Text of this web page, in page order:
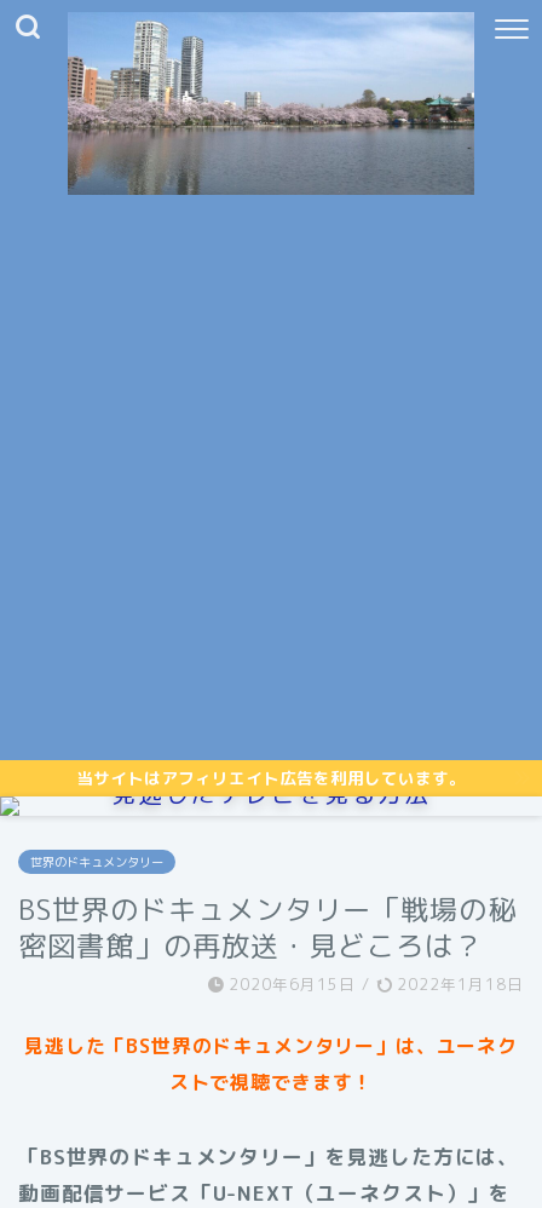
当サイトはアフィリエイト広告を利用しています。
見逃したテレビを見る方法
世界のドキュメンタリー
BS世界のドキュメンタリー「戦場の秘
密図書館」の再放送・見どころは？
2020年6月15日 / 2022年1月18日
見逃した「BS世界のドキュメンタリー」は、ユーネク
ストで視聴できます！
「BS世界のドキュメンタリー」を見逃した方には、
動画配信サービス「U-NEXT（ユーネクスト）」を